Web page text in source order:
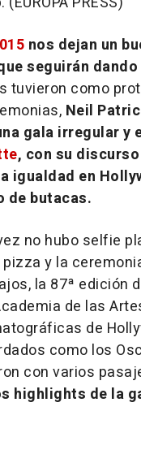
nos dejan un
seguirán dando
tuvieron como
Neil
gala irregular y
, con su discurso
igualdad en
de butacas.
no hubo selfie
y la
la 87ª edición
de las
de
como los
con varios
highlights de la